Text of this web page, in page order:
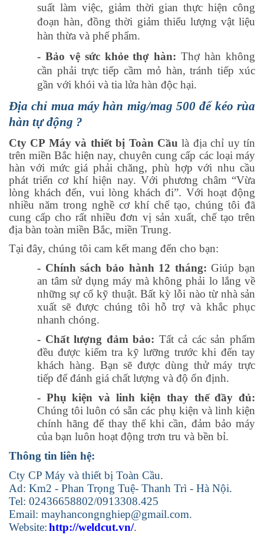
suất làm việc, giảm thời gian thực hiện công
đoạn hàn, đồng thời giảm thiểu lượng vật liệu
hàn thừa và phế phẩm.
- Bảo vệ sức khỏe thợ hàn: Thợ hàn không
cần phải trực tiếp cầm mỏ hàn, tránh tiếp xúc
gần với khói và tia lửa hàn độc hại.
Địa chỉ mua máy hàn mig/mag 500 để kéo rùa
hàn tự động ?
Cty CP Máy và thiết bị Toàn Cầu là địa chỉ uy tín
trên miền Bắc hiện nay, chuyên cung cấp các loại máy
hàn với mức giá phải chăng, phù hợp với nhu cầu
phát triển cơ khí hiện nay. Với phương châm “Vừa
lòng khách đến, vui lòng khách đi”. Với hoạt động
nhiều năm trong nghề cơ khí chế tạo, chúng tôi đã
cung cấp cho rất nhiều đơn vị sản xuất, chế tạo trên
địa bàn toàn miền Bắc, miền Trung.
Tại đây, chúng tôi cam kết mang đến cho bạn:
- Chính sách bảo hành 12 tháng: Giúp bạn
an tâm sử dụng máy mà không phải lo lắng về
những sự cố kỹ thuật. Bất kỳ lỗi nào từ nhà sản
xuất sẽ được chúng tôi hỗ trợ và khắc phục
nhanh chóng.
- Chất lượng đảm bảo: Tất cả các sản phẩm
đều được kiểm tra kỹ lưỡng trước khi đến tay
khách hàng. Bạn sẽ được dùng thử máy trực
tiếp để đánh giá chất lượng và độ ổn định.
- Phụ kiện và linh kiện thay thế đầy đủ:
Chúng tôi luôn có sẵn các phụ kiện và linh kiện
chính hãng để thay thế khi cần, đảm bảo máy
của bạn luôn hoạt động trơn tru và bền bỉ.
Thông tin liên hệ:
Cty CP Máy và thiết bị Toàn Cầu.
Ad: Km2 - Phan Trọng Tuệ- Thanh Trì - Hà Nội.
Tel: 02436658802/0913308.425
Email: mayhancongnghiep@gmail.com.
Website:http://weldcut.vn/.